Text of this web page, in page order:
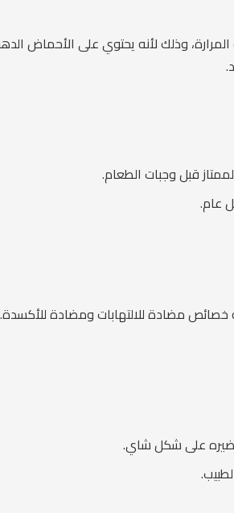
المرارة، وذلك لأنه يحتوي على
قبل وجبات الطعام.
عام.
مضادة للالتهابات ومضادة
على شكل شاي.